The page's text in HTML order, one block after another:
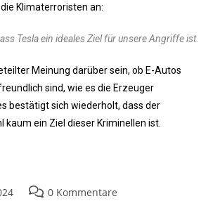
Klimaterroristen an:
Tesla ein ideales Ziel für unsere Angriffe ist.
Meinung darüber sein, ob E-Autos
sind, wie es die Erzeuger
bestätigt sich wiederholt, dass der
kaum ein Ziel dieser Kriminellen ist.
0 Kommentare